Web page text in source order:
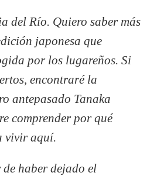
del Río. Quiero saber más
japonesa que
por los lugareños. Si
encontraré la
antepasado Tanaka
comprender por qué
vivir aquí.
haber dejado el